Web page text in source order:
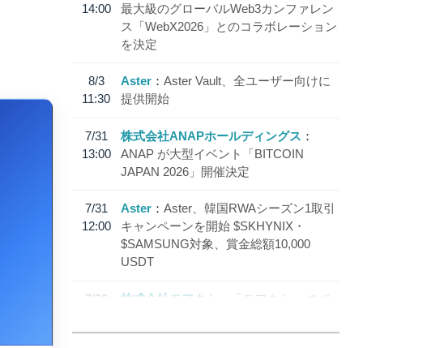
14:00
最大級のグローバルWeb3カンファレン
ス「WebX2026」とのコラボレーション
を決定
8/3
11:30
Aster
Aster Vault、全ユーザー向けに
提供開始
7/31
13:00
株式会社ANAPホールディングス
ANAP が大型イベント「BITCOIN
JAPAN 2026」開催決定
7/31
12:00
Aster
Aster、韓国RWAシーズン1取引
キャンペーンを開始 $SKHYNIX・
$SAMSUNG対象、賞金総額10,000
USDT
7/30
株式会社モアクト
「モアクト」 のポ
「 JPYC」を追加